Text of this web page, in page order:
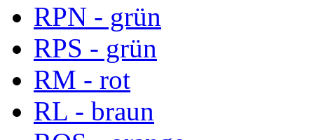
RPN - grün
RPS - grün
RM - rot
RL - braun